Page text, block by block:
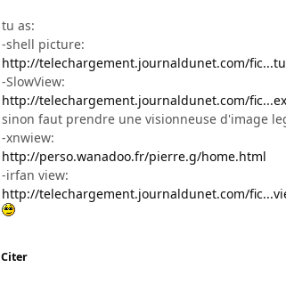
tu as:
-shell picture:
http://telechargement.journaldunet.com/
-SlowView:
http://telechargement.journaldunet.com/
sinon faut prendre une visionneuse d'image
-xnwiew:
http://perso.wanadoo.fr/pierre.g/home.html
-irfan view:
http://telechargement.journaldunet.com/
Citer